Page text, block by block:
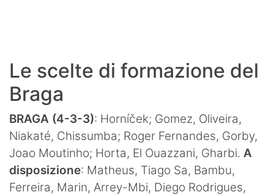
Le scelte di formazione del
Braga
BRAGA (4-3-3): Horníček; Gomez, Oliveira,
Niakaté, Chissumba; Roger Fernandes, Gorby,
Joao Moutinho; Horta, El Ouazzani, Gharbi. A
disposizione: Matheus, Tiago Sa, Bambu,
Ferreira, Marin, Arrey-Mbi, Diego Rodrigues,